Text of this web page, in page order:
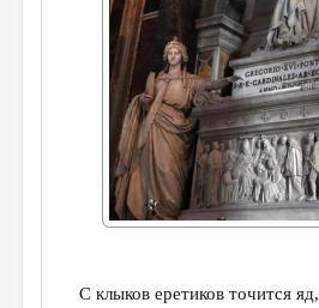
ПЕРЕВОДЫ
КОНКУРСЫ
ДЕТСКАЯ КОМНАТА
КНИЖНАЯ ПОЛКА
ОБЗОР ЛИТЕРАТУРЫ
С клыков еретиков точится яд,